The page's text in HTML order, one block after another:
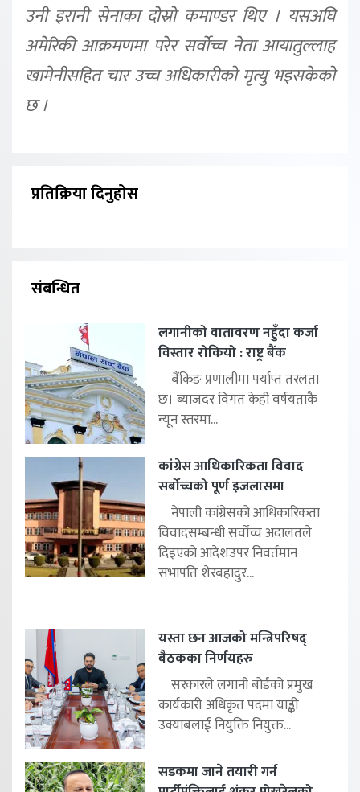
उनी इरानी सेनाका दोस्रो कमाण्डर थिए । यसअघि
अमेरिकी आक्रमणमा परेर सर्वाेच्च नेता आयातुल्लाह
खामेनीसहित चार उच्च अधिकारीको मृत्यु भइसकेको
छ ।
प्रतिक्रिया दिनुहोस
संबन्धित
लगानीको वातावरण नहुँदा कर्जा
विस्तार रोकियो : राष्ट्र बैंक
बैंकिङ प्रणालीमा पर्याप्त तरलता
छ। ब्याजदर विगत केही वर्षयताकै
न्यून स्तरमा...
कांग्रेस आधिकारिकता विवाद
सर्बोच्चको पूर्ण इजलासमा
नेपाली कांग्रेसको आधिकारिकता
विवादसम्बन्धी सर्वोच्च अदालतले
दिइएको आदेशउपर निवर्तमान
सभापति शेरबहादुर...
यस्ता छन आजको मन्त्रिपरिषद्
बैठकका निर्णयहरु
सरकारले लगानी बोर्डको प्रमुख
कार्यकारी अधिकृत पदमा याङ्की
उक्याबलाई नियुक्ति नियुक्त...
सडकमा जाने तयारी गर्न